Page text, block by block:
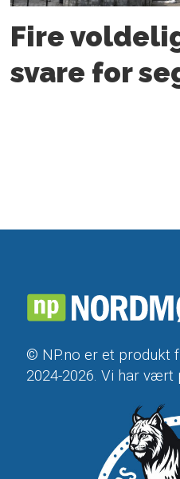
Fire
svare for
© NP.no er et produkt
2024-2026. Vi har vært